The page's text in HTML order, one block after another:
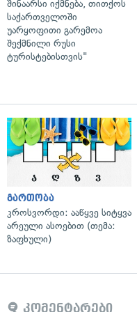
შინაარსი იქმნება, თითქოს
საქართველოში
უარყოფითი გარემოა
შექმნილი რუსი
ტურისტებისთვის"
გართობა
კროსვორდი: ააწყვე სიტყვა
არეული ასოებით (თემა:
ზაფხული)
კომენტარები